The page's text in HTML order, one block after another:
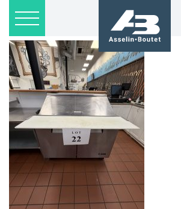
Lots disponibles
Inscription
Nous joindre
418 254-1771
IMG_9002